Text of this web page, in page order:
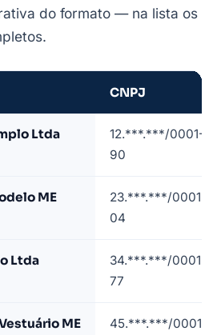
do formato — na lista os
CNPJ
Ltda
12.***.***/0001-
90
ME
23.***.***/0001-
04
Ltda
34.***.***/0001-
77
ME
45.***.***/0001-